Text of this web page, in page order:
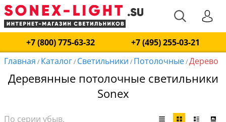
+7 (800) 775-63-32
+7 (495) 255-03-21
Главная / Каталог/ Светильники / Потолочные/Дерево
Деревянные потолочные светильники
Sonex